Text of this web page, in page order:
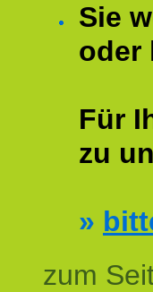
Sie
oder
Für
zu
»
zum